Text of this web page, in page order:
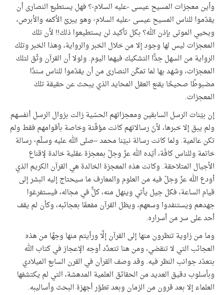
وأين معجزات المسيح عيسى -عليه السلام-؟ فهل يستطيع النصارى أن
يقدّموا للناس المسيح عيسى -عليه السلام- وهو يبرئ الأكمه والأبرص،
ويحيي الموتى بإذن الله؟ بكل تأكيد لن يستطيعوا ذلك!! لأن تلك
المعجزات ليس لها وجود إلا من خلال الخبر والرواية، وهذا الخبر وتلك
الرواية من السهل جدًّا التشكيك فيهما اليوم. ولولا أن القرآن وثّق لتلك
المعجزات، وشهد بها لما تمكّن النصارى من أن يقدّموا للناس سندًا
مضبوطًا صحيحًا يقنع العقل المحايد الذي يبحث عن حقيقة تلك
المعجزات.
إن بيّنات الرسل السابقين ومعجزاتهم الحسّية زالت بزوال الرسل أنفسهم
ولم يبق إلا خبرها، لأنّ رسالاتهم كانت مؤقّتة وخاصة بأقوامهم فقط ولم
تكن عالمية. ولما كانت رسالة نبيّنا محمد –صلى الله عليه وسلّم- رسالة
خاتمة وللناس كافّة، أيّده الله عزّ وجلّ بمعجزة عقلية خالدة لإقناع
الأجيال المتلاحقة. وكانت هذه المعجزة الخالدة هي القرآن الكريم الذي
أودع الله عزّ وجلّ فيه من العلوم والمعارف ما سيحتاج إليه البشر إلى
قيام الساعة، فكل جيل يأتي وينهل منه، كلٌّ في مجاله، فيستفرغوا
جهدهم ويستنفدوا وسعهم، ويظل القرآن مفعمًا بعجائبه، وكأن لم يقف
أحد على سر من أسراره.
وما من زاوية تنظرون منها إلى القرآن إلَّا ورأيتم منها وجهًا من هذه
العجائب التي لا تنقضي، ومن هنا تتعدَّد أوجه الإعجاز في كتاب الله
بتعدّد جوانب النظر فيه. وقد وصف القرآن في القرن السابع الميلادي
وبأسلوب دقيق العديد من الحقائق العلمية المدهشة، التي لم يكتشفها
العلماء إلا بعد قرون من الزمان وبعد تطوّر أجهزة البحث وأساليبه.